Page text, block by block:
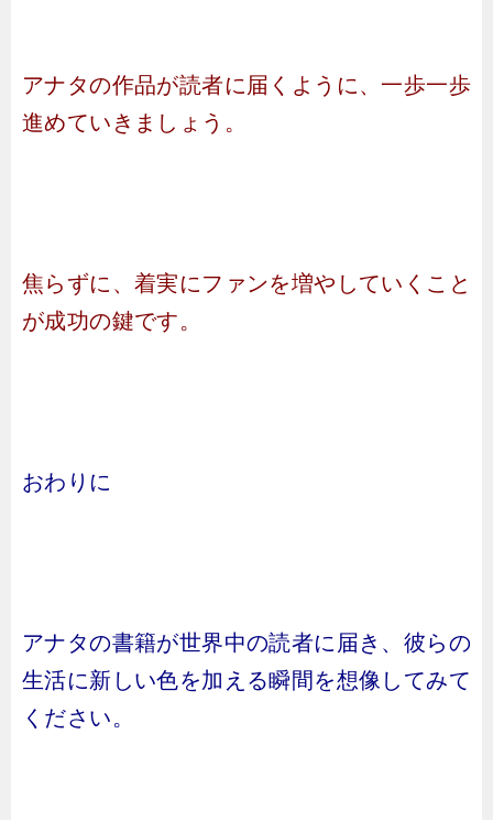
アナタの作品が読者に届くように、一歩一歩
進めていきましょう。
焦らずに、着実にファンを増やしていくこと
が成功の鍵です。
おわりに
アナタの書籍が世界中の読者に届き、彼らの
生活に新しい色を加える瞬間を想像してみて
ください。